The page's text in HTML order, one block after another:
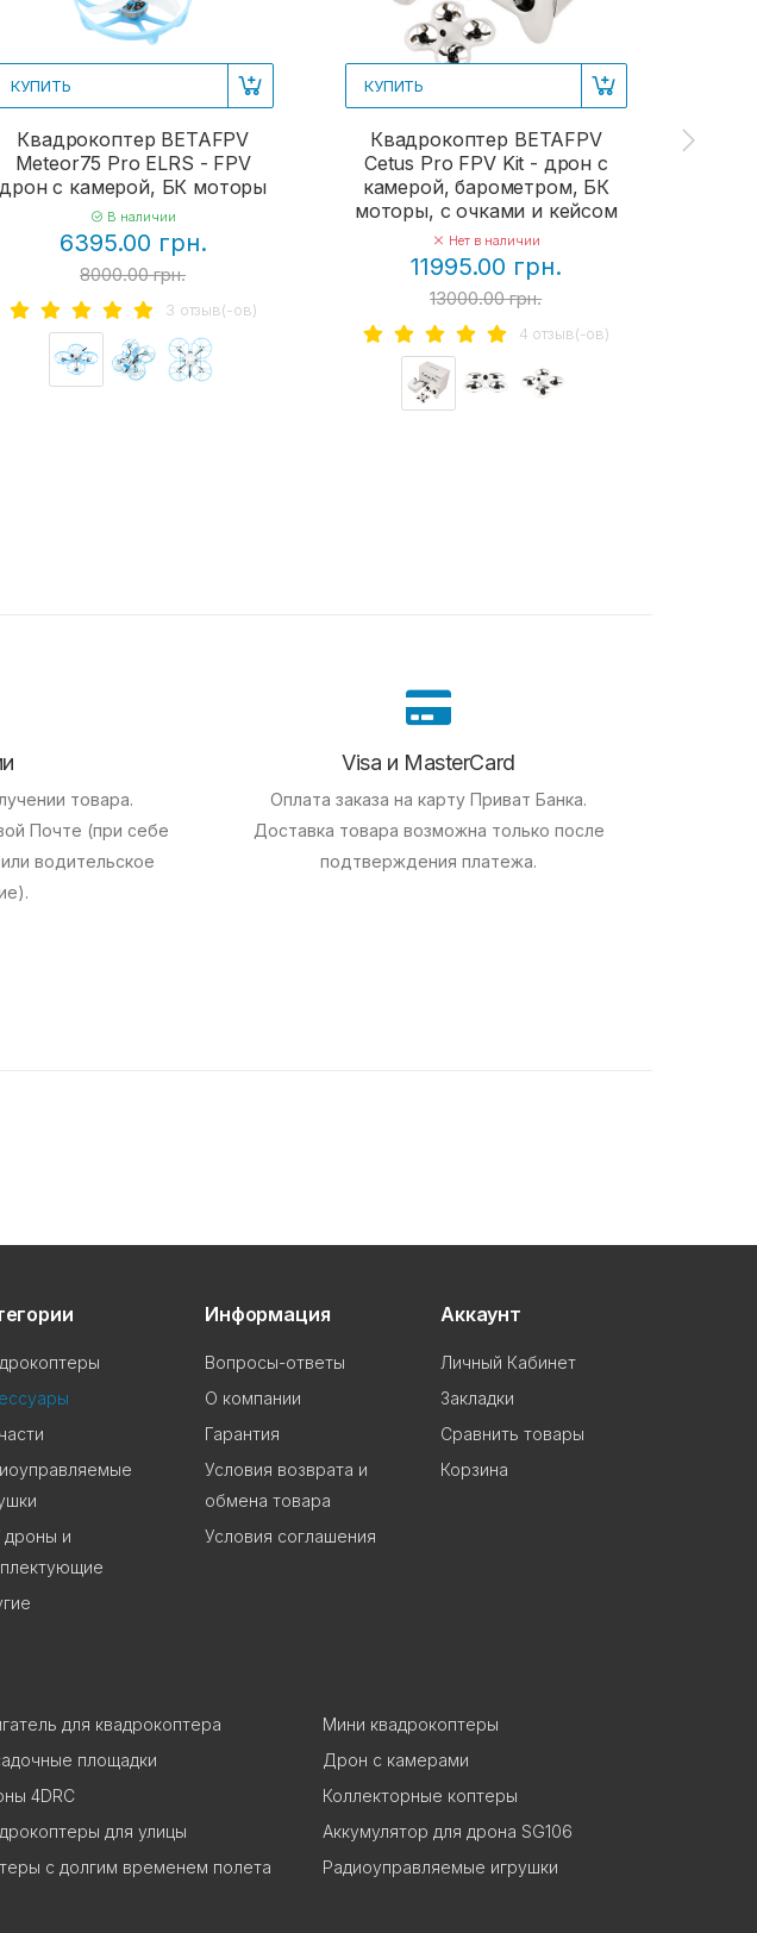
КУПИТЬ
Квадрокоптер BETAFPV
Meteor75 Pro ELRS - FPV
дрон с камерой, БК моторы
В наличии
6395.00 грн.
8000.00 грн.
3 отзыв(-ов)
КУПИТЬ
Квадрокоптер BETAFPV
Cetus Pro FPV Kit - дрон с
камерой, барометром, БК
моторы, с очками и кейсом
Нет в наличии
11995.00 грн.
13000.00 грн.
4 отзыв(-ов)
товара.
Почте (при себе
водительское
Visa и MasterCard
Оплата заказа на карту Приват Банка.
Доставка товара возможна только после
подтверждения платежа.
дроны и
Информация
Вопросы-ответы
О компании
Гарантия
Условия возврата и
обмена товара
Условия соглашения
Аккаунт
Личный Кабинет
Закладки
Сравнить товары
Корзина
для квадрокоптера
площадки
4DRC
для улицы
с долгим временем полета
Мини квадрокоптеры
Дрон с камерами
Коллекторные коптеры
Аккумулятор для дрона SG106
Радиоуправляемые игрушки